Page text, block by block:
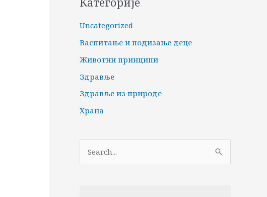
Uncategorized
Васпитање и подизање деце
Животни принципи
Здравље
Здравље из природе
Храна